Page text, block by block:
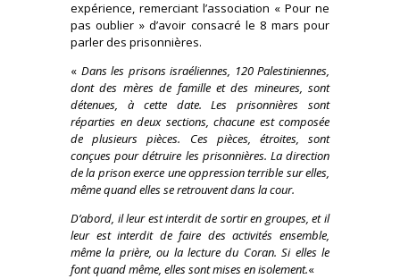
expérience, remerciant l’association « Pour ne
pas oublier » d’avoir consacré le 8 mars pour
parler des prisonnières.
« Dans les prisons israéliennes, 120 Palestiniennes,
dont des mères de famille et des mineures, sont
détenues, à cette date. Les prisonnières sont
réparties en deux sections, chacune est composée
de plusieurs pièces. Ces pièces, étroites, sont
conçues pour détruire les prisonnières. La direction
de la prison exerce une oppression terrible sur elles,
même quand elles se retrouvent dans la cour.
D’abord, il leur est interdit de sortir en groupes, et il
leur est interdit de faire des activités ensemble,
même la prière, ou la lecture du Coran. Si elles le
font quand même, elles sont mises en isolement.«